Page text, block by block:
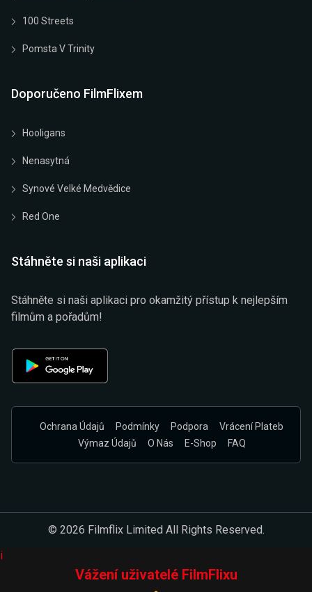
100 Streets
Pomsta V Trinity
Doporučeno FilmFlixem
Hooligans
Nenasytná
Synové Velké Medvědice
Red One
Stáhněte si naši aplikaci
Stáhněte si naši aplikaci pro okamžitý přístup k nejlepším
filmům a pořadům!
Ochrana Údajů Podmínky Podpora
Vrácení Plateb
Výmaz Údajů
O Nás E-Shop FAQ
© 2026 Filmflix Limited All Rights Reserved.
i
Vážení uživatelé FilmFlixu